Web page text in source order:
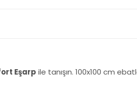
Eşarp ile tanışın. 100x100 cm